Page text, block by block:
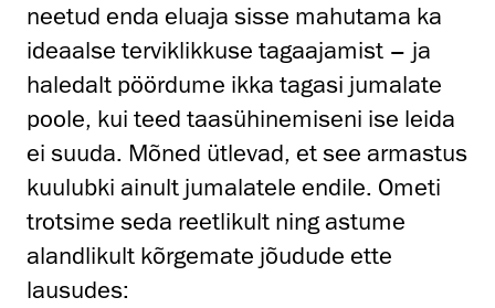
neetud enda eluaja sisse mahutama ka
ideaalse terviklikkuse tagaajamist – ja
haledalt pöördume ikka tagasi jumalate
poole, kui teed taasühinemiseni ise leida
ei suuda. Mõned ütlevad, et see armastus
kuulubki ainult jumalatele endile. Ometi
trotsime seda reetlikult ning astume
alandlikult kõrgemate jõudude ette
lausudes: